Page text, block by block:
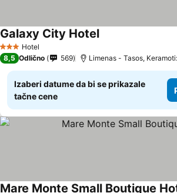
3 Zvezdice
Hotel
Galaxy City HotelPogledaj cene
8,5 Odlično 569 Limenas - Tasos,
Izaberi datume da bi se prikazale
tačne cene
Mare Monte Small Boutique